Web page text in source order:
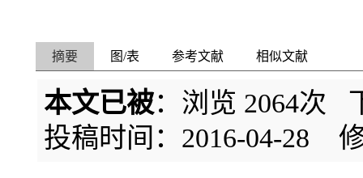
摘要 图/表 参考文献 相似文献
本文已被：浏览 2064次
投稿时间：2016-04-28